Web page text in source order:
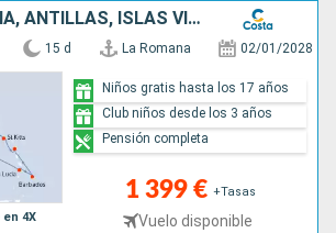
REP. DOMINICANA, ANTILLAS, ISLAS VÍRGENES, TURKS E ISLAS CAICOS
en 4X
15 d La Romana 02/01/2028
1 399 € +Tasas
Vuelo disponible
Niños gratis hasta los 17 años
Club niños desde los 3 años
Pensión completa